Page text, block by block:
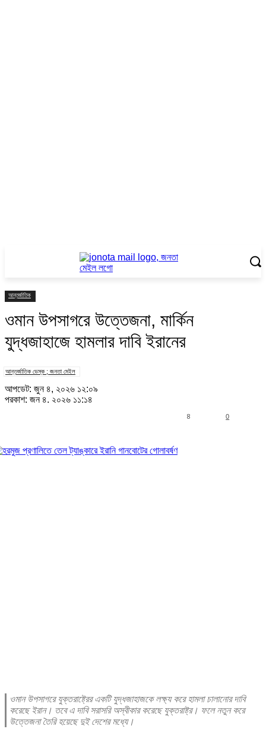
আন্তর্জাতিক
ওমান উপসাগরে উত্তেজনা, মার্কিন
যুদ্ধজাহাজে হামলার দাবি ইরানের
আন্তর্জাতিক ডেস্ক ; জনতা মেইল
আপডেট: জুন ৪, ২০২৬ ১২:০৯
প্রকাশ: জুন ৪, ২০২৬ ১১:১৪
0
8
ওমান উপসাগরে যুক্তরাষ্ট্রের একটি যুদ্ধজাহাজকে লক্ষ্য করে হামলা চালানোর দাবি
করেছে ইরান। তবে এ দাবি সরাসরি অস্বীকার করেছে যুক্তরাষ্ট্র। ফলে নতুন করে
উত্তেজনা তৈরি হয়েছে দুই দেশের মধ্যে।